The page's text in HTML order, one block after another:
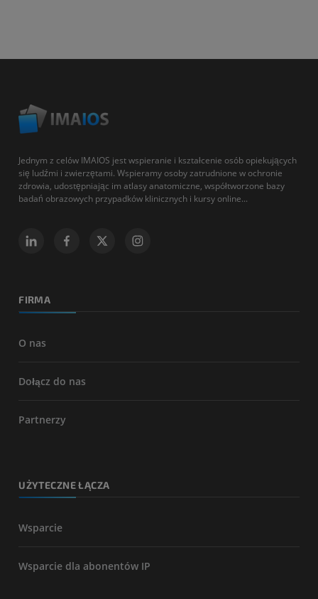
Jednym z celów IMAIOS jest wspieranie i kształcenie osób opiekujących
się ludźmi i zwierzętami. Wspieramy osoby zatrudnione w ochronie
zdrowia, udostępniając im atlasy anatomiczne, współtworzone bazy
badań obrazowych przypadków klinicznych i kursy online...
FIRMA
O nas
Dołącz do nas
Partnerzy
UŻYTECZNE ŁĄCZA
Wsparcie
Wsparcie dla abonentów IP